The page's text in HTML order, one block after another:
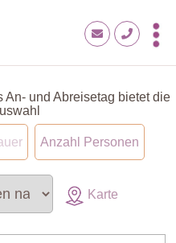
An- und Abreisetag bietet die
Anzahl Personen
Karte